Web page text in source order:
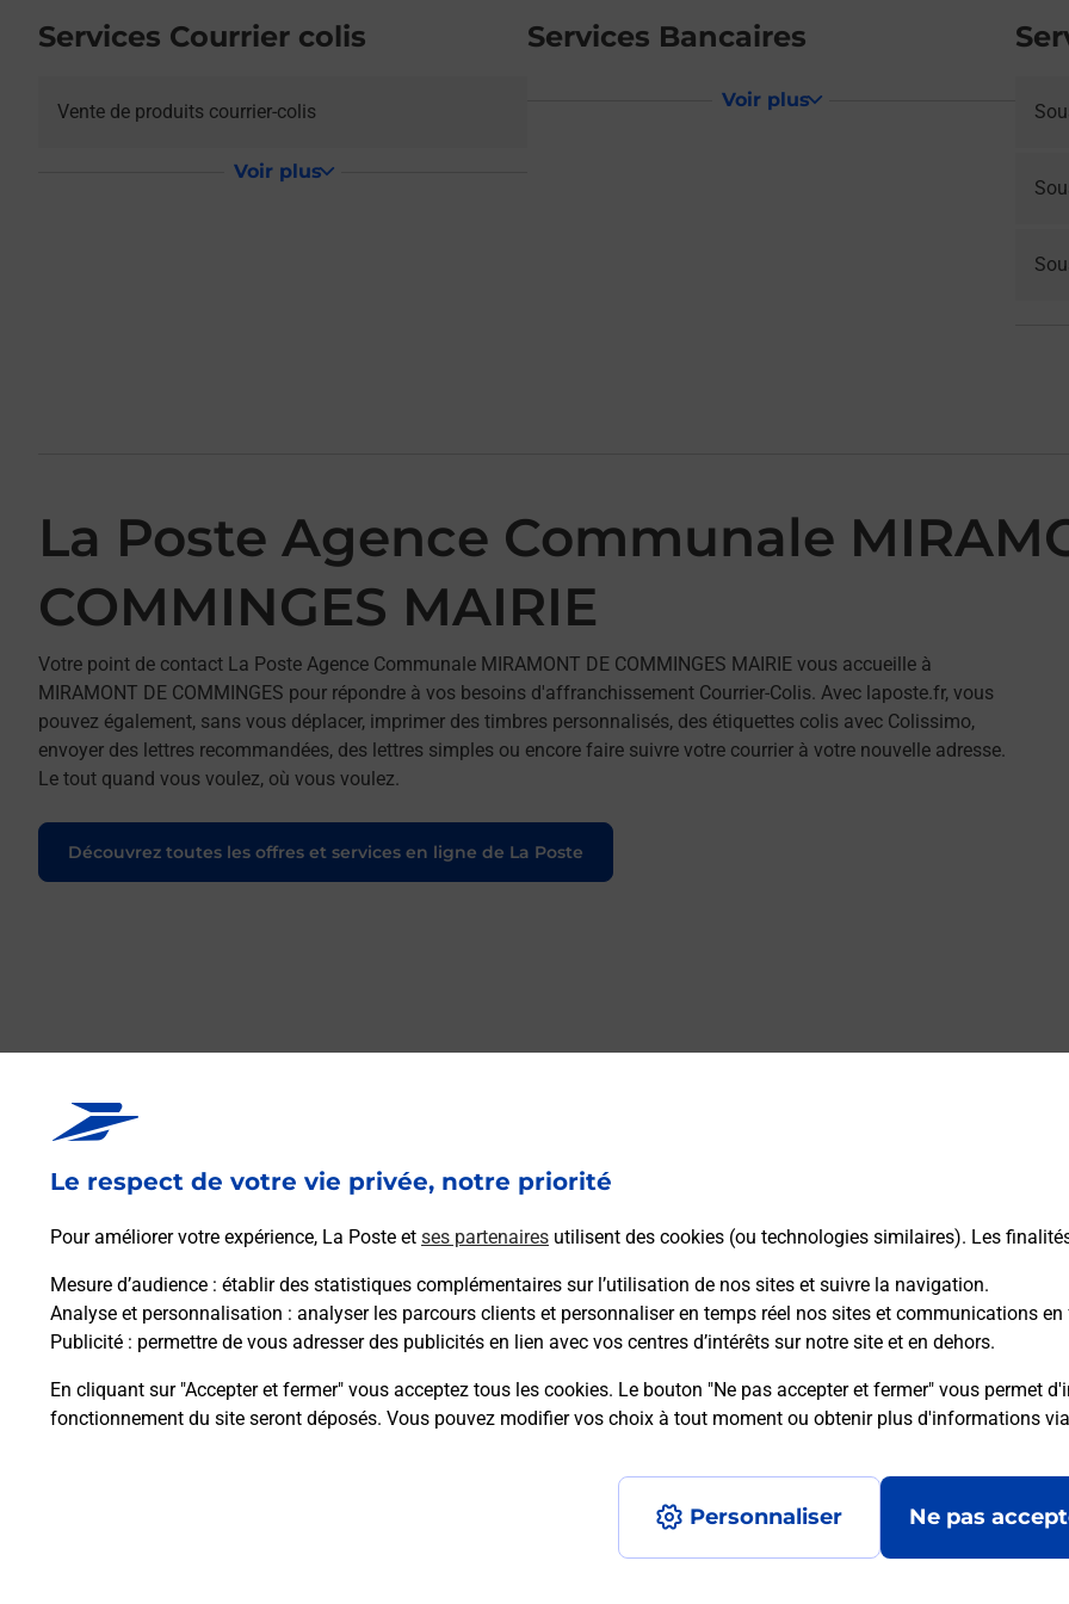
Le respect de votre vie privée, notre priorité
Pour améliorer votre expérience, La Poste et ses partenaires utilisent des cookies (ou technologies similaires). Les
Mesure d’audience : établir des statistiques complémentaires sur l’utilisation de nos sites et suivre la navigation.
Analyse et personnalisation : analyser les parcours clients et personnaliser en temps réel nos sites et communications
Publicité : permettre de vous adresser des publicités en lien avec vos centres d’intérêts sur notre site et en dehors.
En cliquant sur "Accepter et fermer" vous acceptez tous les cookies. Le bouton "Ne pas accepter et fermer" vous permet
fonctionnement du site seront déposés. Vous pouvez modifier vos choix à tout moment ou obtenir plus d'informations via
Personnaliser Ne pas
Services Courrier colis
Vente de produits courrier-colis
Voir plus
Services Bancaires
Voir plus
La Poste Agence Communale
COMMINGES MAIRIE
Votre point de contact La Poste Agence Communale MIRAMONT DE COMMINGES MAIRIE vous accueille à
MIRAMONT DE COMMINGES pour répondre à vos besoins d'affranchissement Courrier-Colis. Avec laposte.fr, vous
pouvez également, sans vous déplacer, imprimer des timbres personnalisés, des étiquettes colis avec Colissimo,
envoyer des lettres recommandées, des lettres simples ou encore faire suivre votre courrier à votre nouvelle adresse.
Le tout quand vous voulez, où vous voulez.
Découvrez toutes les offres et services en ligne de La Poste
Données personnelles et cookies